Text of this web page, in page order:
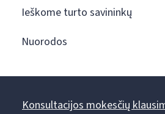
Ieškome turto savininkų
Nuorodos
Konsultacijos mokesčių